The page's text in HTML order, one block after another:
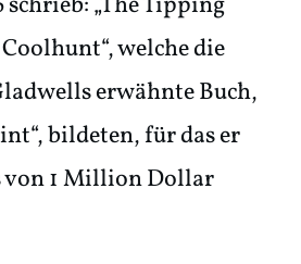
welche die
erwähnte Buch,
bildeten, für das er
von 1 Million Dollar